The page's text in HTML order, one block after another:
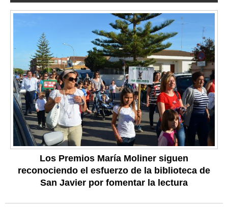
Los Premios María Moliner siguen
reconociendo el esfuerzo de la biblioteca de
San Javier por fomentar la lectura